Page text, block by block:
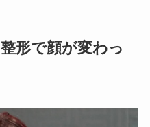
形で顔が変わっ